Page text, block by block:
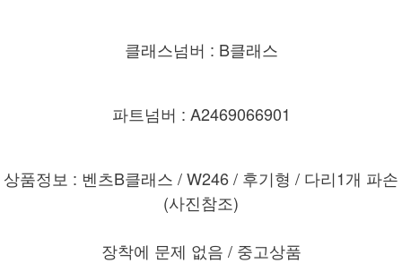
클래스넘버 : B클래스
파트넘버 : A2469066901
상품정보 : 벤츠B클래스 / W246 / 후기형 / 다리1개 파손
(사진참조)
장착에 문제 없음 / 중고상품